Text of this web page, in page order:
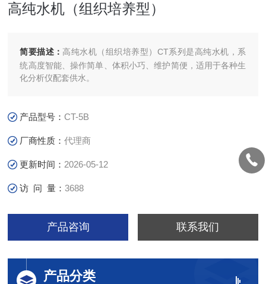
高纯水机（组织培养型）
简要描述： 高纯水机（组织培养型）CT系列是高纯水机，系
统高度智能、操作简单、体积小巧、维护简便，适用于各种生
化分析仪配套供水。
产品型号：CT-5B
厂商性质：代理商
更新时间： 2026-05-12
访 问 量：3688
产品咨询 联系我们
产品分类